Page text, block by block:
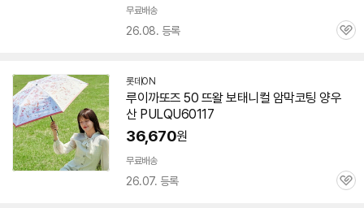
무료배송
26.08. 등록
관
롯데ON
루이까또즈 50 뜨왈 보태니컬 암막코팅 양우
산 PULQU60117
36,670원
무료배송
26.07. 등록
관